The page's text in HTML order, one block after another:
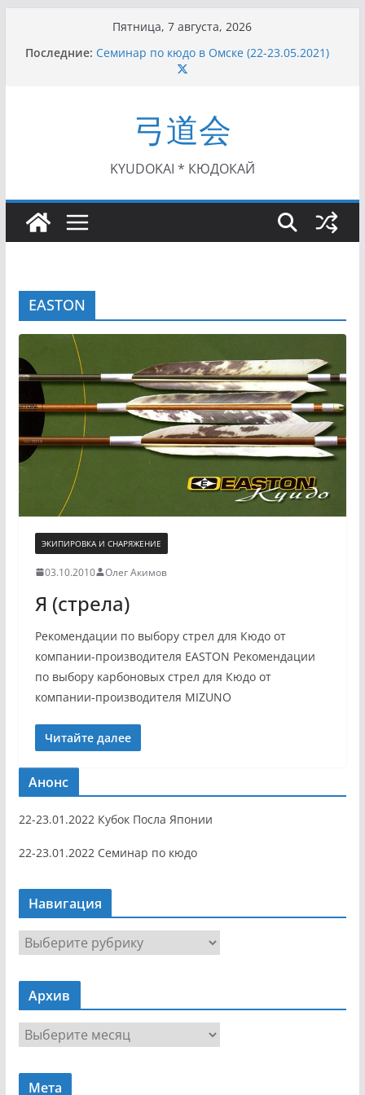
содержимому
Пятница, 7 августа, 2026
Последние: Семинар по кюдо в Омске (22-23.05.2021)
Чемпионат Росcии, Дёмино (2-5.09.2021)
II Кубок Посла Японии в России по Кюдо,
Орёл (25.07.2021)
I этап Кубка Московской области по Кюдо /
Сейдокан II (27.06.2021)
弓道会
KYUDOKAI * КЮДОКАЙ
EASTON
ЭКИПИРОВКА И СНАРЯЖЕНИЕ
03.10.2010 Олег Акимов
Я (стрела)
Рекомендации по выбору стрел для Кюдо от
компании-производителя EASTON Рекомендации
по выбору карбоновых стрел для Кюдо от
компании-производителя MIZUNO
Читайте далее
Анонс
22-23.01.2022 Кубок Посла Японии
22-23.01.2022 Семинар по кюдо
Навигация
Н
а
в
г
Архив
р
х
Мета